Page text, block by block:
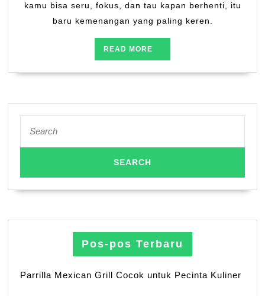
kamu bisa seru, fokus, dan tau kapan berhenti, itu
baru kemenangan yang paling keren.
READ MORE
MORE
for:
Pos-pos Terbaru
Parrilla Mexican Grill Cocok untuk Pecinta Kuliner